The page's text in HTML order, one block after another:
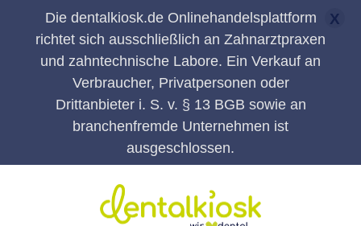
X
Die dentalkiosk.de Onlinehandelsplattform
richtet sich ausschließlich an Zahnarztpraxen
und zahntechnische Labore. Ein Verkauf an
Verbraucher, Privatpersonen oder
Drittanbieter i. S. v. § 13 BGB sowie an
branchenfremde Unternehmen ist
ausgeschlossen.
Zum Hauptinhalt springen